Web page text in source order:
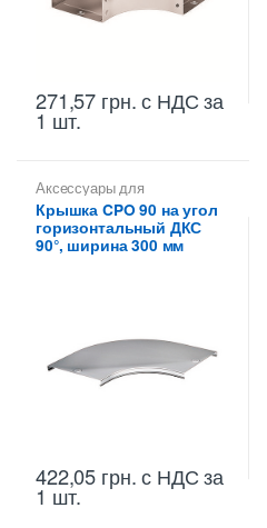
271,57 грн.с НДС за
1 шт.
Аксессуары для
металлических лотков
Крышки на повороты,
ответвители
Крышка CPO 90 на угол
горизонтальный ДКС
90°, ширина 300 мм
422,05 грн.с НДС за
1 шт.